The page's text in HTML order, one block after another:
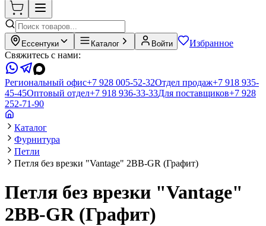
Ессентуки Каталог Войти
Избранное
Свяжитесь с нами:
Региональный офис+7 928 005-52-32Отдел продаж+7 918 935-
45-45Оптовый отдел+7 918 936-33-33Для поставщиков+7 928
252-71-90
Каталог
Фурнитура
Петли
Петля без врезки "Vantage" 2BB-GR (Графит)
Петля без врезки "Vantage"
2BB-GR (Графит)